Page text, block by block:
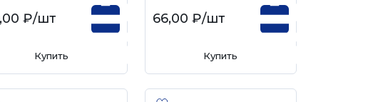
₽/шт
Купить
66,00 ₽/шт
Купить